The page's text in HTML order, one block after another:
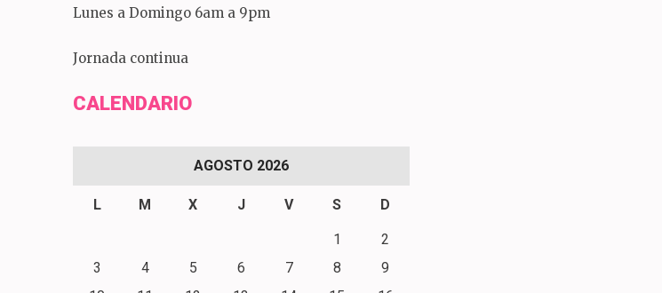
Lunes a Domingo 6am a 9pm
Jornada continua
CALENDARIO
AGOSTO 2026
L M X J V S D
1
2
3
4 5 6 7 8
9